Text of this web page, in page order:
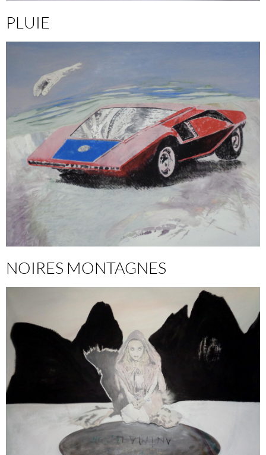
PLUIE
NOIRES MONTAGNES